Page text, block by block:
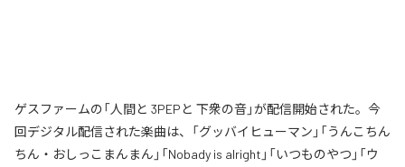
ゲスファームの「人間と 3PEPと 下衆の音」が配信開始された。今
回デジタル配信された楽曲は、「グッバイヒューマン」「うんこちん
ちん・おしっこまんまん」「Nobady is alright」「いつものやつ」「ウ